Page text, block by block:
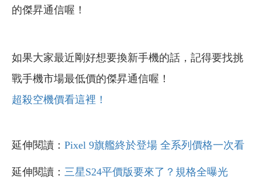
的傑昇通信喔！
如果大家最近剛好想要換新手機的話，記得要找挑
戰手機市場最低價的傑昇通信喔！
超殺空機價看這裡！
延伸閱讀： Pixel 9旗艦終於登場 全系列價格一次看
延伸閱讀： 三星S24平價版要來了？規格全曝光